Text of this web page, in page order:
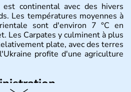
continental avec des hivers
Les températures moyennes à
sont d'environ 7 °C en
Les Carpates y culminent à plus
plate, avec des terres
profite d'une agriculture